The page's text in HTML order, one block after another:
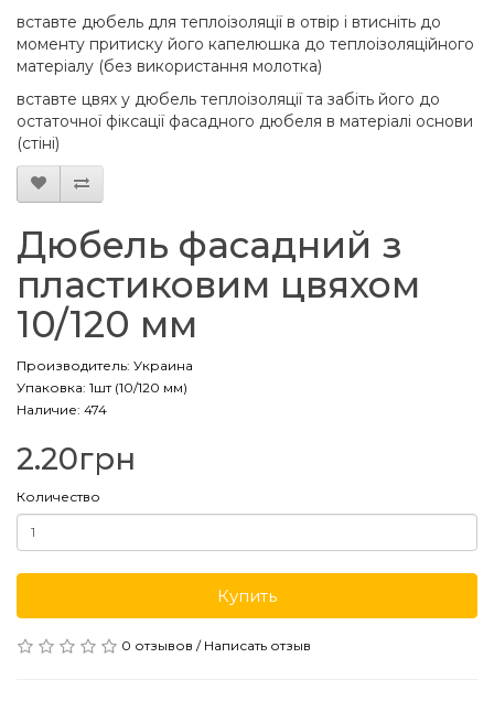
вставте дюбель для теплоізоляції в отвір і втисніть до
моменту притиску його капелюшка до теплоізоляційного
матеріалу (без використання молотка)
вставте цвях у дюбель теплоізоляції та забіть його до
остаточної фіксації фасадного дюбеля в матеріалі основи
(стіні)
Дюбель фасадний з
пластиковим цвяхом
10/120 мм
Производитель: Украина
Упаковка: 1шт (10/120 мм)
Наличие: 474
2.20грн
Количество
Купить
0 отзывов / Написать отзыв